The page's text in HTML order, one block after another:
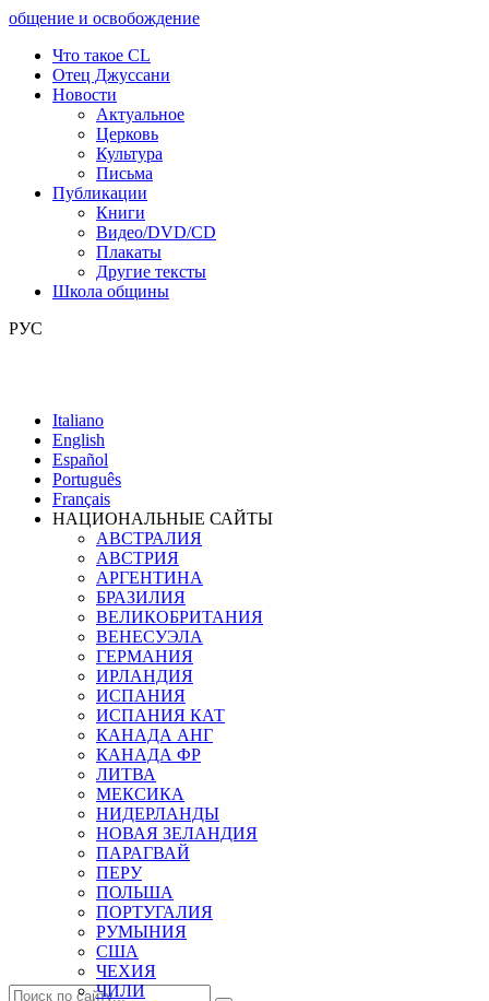
общение и освобождение
Что такое CL
Отец Джуссани
Новости
Актуальное
Церковь
Культура
Письма
Публикации
Книги
Видео/DVD/CD
Плакаты
Другие тексты
Школа общины
РУС
Italiano
English
Español
Português
Français
НАЦИОНАЛЬНЫЕ САЙТЫ
АВСТРАЛИЯ
АВСТРИЯ
АРГЕНТИНА
БРАЗИЛИЯ
ВЕЛИКОБРИТАНИЯ
ВЕНЕСУЭЛА
ГЕРМАНИЯ
ИРЛАНДИЯ
ИСПАНИЯ
ИСПАНИЯ КАТ
КАНАДА АНГ
КАНАДА ФР
ЛИТВА
МЕКСИКА
НИДЕРЛАНДЫ
НОВАЯ ЗЕЛАНДИЯ
ПАРАГВАЙ
ПЕРУ
ПОЛЬША
ПОРТУГАЛИЯ
РУМЫНИЯ
США
ЧЕХИЯ
ЧИЛИ